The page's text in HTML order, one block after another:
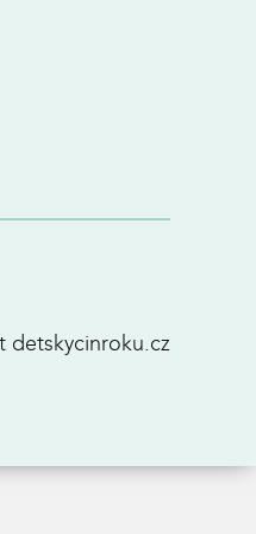
detskycinroku.cz